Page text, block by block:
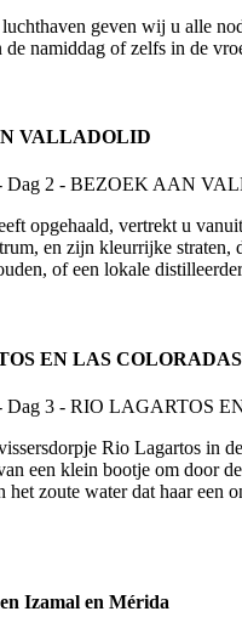
geven wij u alle
de namiddag of zelfs in de
VALLADOLID
opgehaald, vertrekt u
en zijn kleurrijke
of een lokale
EN LAS COLORADAS
Rio Lagartos in
een klein bootje om door
het zoute water dat haar
Izamal en Mérida